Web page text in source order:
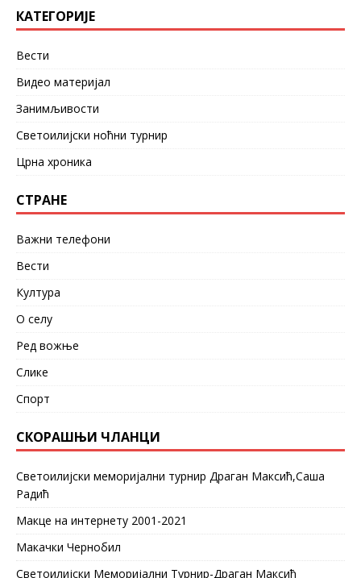
КАТЕГОРИЈЕ
Вести
Видео материјал
Занимљивости
Светоилијски ноћни турнир
Црна хроника
СТРАНЕ
Важни телефони
Вести
Култура
О селу
Ред вожње
Слике
Спорт
СКОРАШЊИ ЧЛАНЦИ
Светоилијски меморијални турнир Драган Максић,Саша
Радић
Макце на интернету 2001-2021
Макачки Чернобил
Светоилијски Меморијални Турнир-Драган Максић